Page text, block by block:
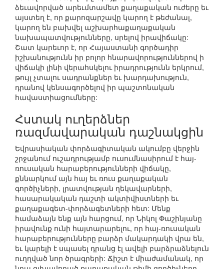
ձեւավորված արեւմտամետ քաղաքական ուժերը եւ
այստեղ է, որ քարոզարշավը կարող է թեժանալ,
կարող են բախվել աշխարհաքաղաքական
նախապատվությունները, սրելով իրավիճակը:
Շատ կարեւոր է, որ Հայաստանի գործադիր
իշխանությունն իր բոլոր հնարավորություններով ի
վիճակի լինի վերահսկելու իրադրությունն երկրում,
թույլ չտալու սադրանքներ եւ խարդախություն,
դրանով կենսագործելով իր պաշտոնական
հավաստիացումները:
Հստակ ուղերձներ
ռազմավարական դաշնակցին
Եվրասիական փորձագիտական ակումբը վերջին
շրջանում ուշադրությամբ ուսումնասիրում է հայ-
ռուսական հարաբերությունների վիճակը,
քննարկում այն հայ եւ ռուս քաղաքական
գործիչների, լրատվության ղեկավարների,
հասարակական դաշտի ակտիվիստների եւ
քաղաքագետ-փորձագետների հետ: Մենք
համաձայն ենք այն հարցում, որ Նիկոլ Փաշինյանը
իրավունք ունի հայտարարելու, որ հայ-ռուսական
հարաբերությունները բարձր մակարդակի վրա են,
եւ կարելի է սպասել դրանց էլ ավելի բարձրաձնելուն
ուղղված նոր ծրագրերի: Ճիշտ է միաժամանակ, որ